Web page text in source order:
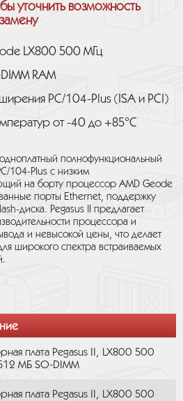
уточнить возможность
LX800 500 МГц
RAM
PC/104-Plus (ISA и PCI)
от -40 до +85°C
полнофункциональный
104-Plus с низким
на борту процессор AMD Geode
порты Ethernet, поддержку
диска. Pegasus II предлагает
процессора и
и невысокой цены, что делает
широкого спектра встраиваемых
плата Pegasus II, LX800 500
МБ SO-DIMM
плата Pegasus II, LX800 500